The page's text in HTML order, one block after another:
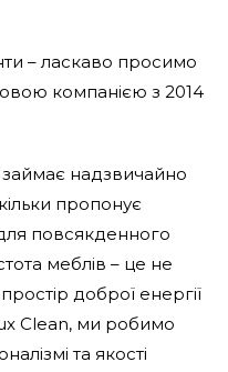
– ласкаво просимо
компанією з 2014
надзвичайно
пропонує
повсякденного
меблів – це не
доброї енергії
Clean, ми робимо
та якості